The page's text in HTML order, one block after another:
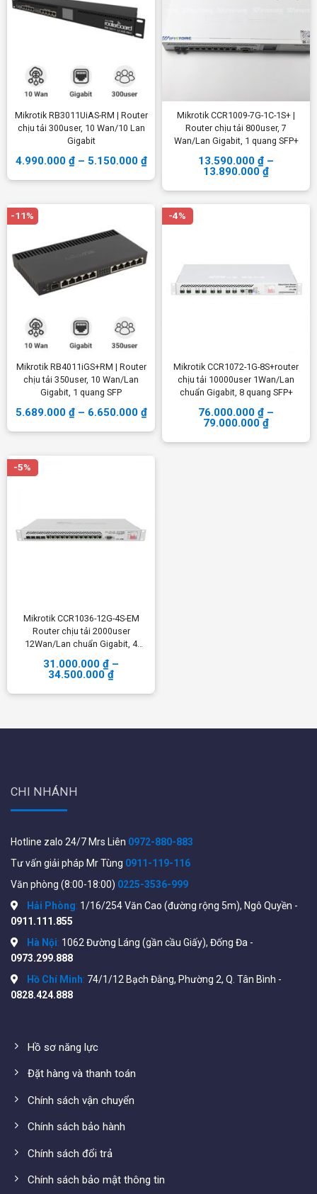
Mikrotik RB3011UiAS-RM | Router
chịu tải 300user, 10 Wan/10 Lan
Gigabit
4.990.000 ₫– 5.150.000 ₫
Mikrotik CCR1009-7G-1C-1S+ |
Router chịu tải 800user, 7
Wan/Lan Gigabit, 1 quang SFP+
13.590.000 ₫ –
13.890.000 ₫
-11%
Mikrotik RB4011iGS+RM | Router
chịu tải 350user, 10 Wan/Lan
Gigabit, 1 quang SFP
5.689.000 ₫– 6.650.000 ₫
-4%
Mikrotik CCR1072-1G-8S+router
chịu tải 10000user 1Wan/Lan
chuẩn Gigabit, 8 quang SFP+
76.000.000 ₫ –
79.000.000 ₫
-5%
Mikrotik CCR1036-12G-4S-EM
Router chịu tải 2000user
12Wan/Lan chuẩn Gigabit, 4
31.000.000 ₫ –
34.500.000 ₫
CHI NHÁNH
Hotline zalo 24/7 Mrs Liên 0972-880-883
Tư vấn giải pháp Mr Tùng 0911-119-116
Văn phòng (8:00-18:00) 0225-3536-999
Hải Phòng: 1/16/254 Văn Cao (đường rộng 5m), Ngô Quyền -
0911.111.855
Hà Nội: 1062 Đường Láng (gần cầu Giấy), Đống Đa -
0973.299.888
Hồ Chí Minh: 74/1/12 Bạch Đằng, Phường 2, Q. Tân Bình -
0828.424.888
Hồ sơ năng lực
Đặt hàng và thanh toán
Chính sách vận chuyển
Chính sách bảo hành
Chính sách đổi trả
Chính sách bảo mật thông tin